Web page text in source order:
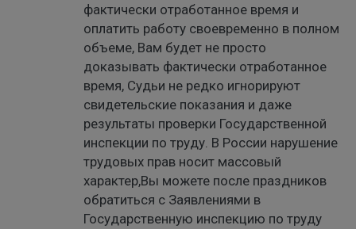
фактически отработанное время и
оплатить работу своевременно в полном
объеме, Вам будет не просто
доказывать фактически отработанное
время, Судьи не редко игнорируют
свидетельские показания и даже
результаты проверки Государственной
инспекции по труду. В России нарушение
трудовых прав носит массовый
характер,Вы можете после праздников
обратиться с Заявлениями в
Государственную инспекцию по труду